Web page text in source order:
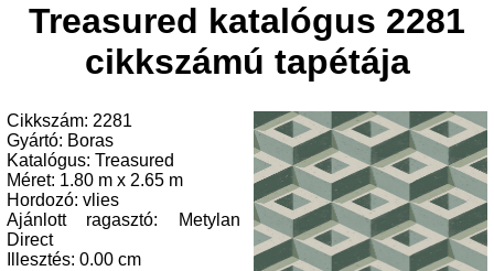
Treasured katalógus 2281
cikkszámú tapétája
Cikkszám: 2281
Gyártó: Boras
Katalógus: Treasured
Méret: 1.80 m x 2.65 m
Hordozó: vlies
Ajánlott ragasztó: Metylan
Direct
Illesztés: 0.00 cm